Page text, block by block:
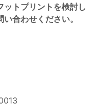
トプリントを検討し
合わせください。